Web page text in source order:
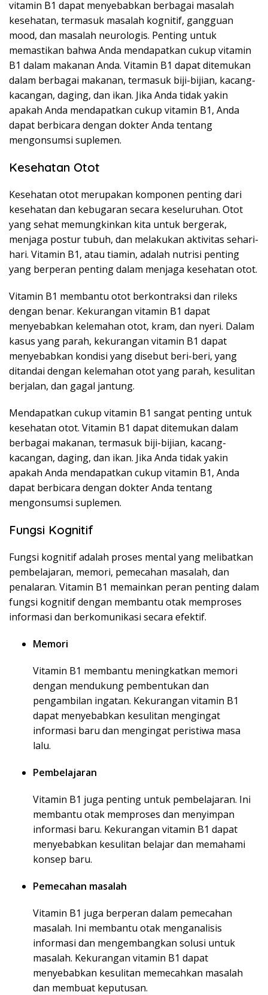
vitamin B1 dapat menyebabkan berbagai masalah
kesehatan, termasuk masalah kognitif, gangguan
mood, dan masalah neurologis. Penting untuk
memastikan bahwa Anda mendapatkan cukup vitamin
B1 dalam makanan Anda. Vitamin B1 dapat ditemukan
dalam berbagai makanan, termasuk biji-bijian, kacang-
kacangan, daging, dan ikan. Jika Anda tidak yakin
apakah Anda mendapatkan cukup vitamin B1, Anda
dapat berbicara dengan dokter Anda tentang
mengonsumsi suplemen.
Kesehatan Otot
Kesehatan otot merupakan komponen penting dari
kesehatan dan kebugaran secara keseluruhan. Otot
yang sehat memungkinkan kita untuk bergerak,
menjaga postur tubuh, dan melakukan aktivitas sehari-
hari. Vitamin B1, atau tiamin, adalah nutrisi penting
yang berperan penting dalam menjaga kesehatan otot.
Vitamin B1 membantu otot berkontraksi dan rileks
dengan benar. Kekurangan vitamin B1 dapat
menyebabkan kelemahan otot, kram, dan nyeri. Dalam
kasus yang parah, kekurangan vitamin B1 dapat
menyebabkan kondisi yang disebut beri-beri, yang
ditandai dengan kelemahan otot yang parah, kesulitan
berjalan, dan gagal jantung.
Mendapatkan cukup vitamin B1 sangat penting untuk
kesehatan otot. Vitamin B1 dapat ditemukan dalam
berbagai makanan, termasuk biji-bijian, kacang-
kacangan, daging, dan ikan. Jika Anda tidak yakin
apakah Anda mendapatkan cukup vitamin B1, Anda
dapat berbicara dengan dokter Anda tentang
mengonsumsi suplemen.
Fungsi Kognitif
Fungsi kognitif adalah proses mental yang melibatkan
pembelajaran, memori, pemecahan masalah, dan
penalaran. Vitamin B1 memainkan peran penting dalam
fungsi kognitif dengan membantu otak memproses
informasi dan berkomunikasi secara efektif.
Memori
Vitamin B1 membantu meningkatkan memori
dengan mendukung pembentukan dan
pengambilan ingatan. Kekurangan vitamin B1
dapat menyebabkan kesulitan mengingat
informasi baru dan mengingat peristiwa masa
lalu.
Pembelajaran
Vitamin B1 juga penting untuk pembelajaran. Ini
membantu otak memproses dan menyimpan
informasi baru. Kekurangan vitamin B1 dapat
menyebabkan kesulitan belajar dan memahami
konsep baru.
Pemecahan masalah
Vitamin B1 juga berperan dalam pemecahan
masalah. Ini membantu otak menganalisis
informasi dan mengembangkan solusi untuk
masalah. Kekurangan vitamin B1 dapat
menyebabkan kesulitan memecahkan masalah
dan membuat keputusan.